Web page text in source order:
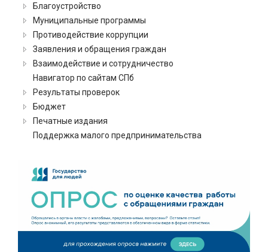
Благоустройство
Муниципальные программы
Противодействие коррупции
Заявления и обращения граждан
Взаимодействие и сотрудничество
Навигатор по сайтам СПб
Результаты проверок
Бюджет
Печатные издания
Поддержка малого предпринимательства